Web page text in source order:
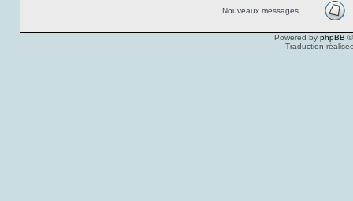
Nouveaux messages
Powered by phpBB
Traduction